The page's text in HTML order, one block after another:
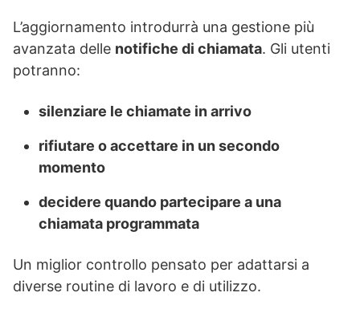
L’aggiornamento introdurrà una gestione più
avanzata delle notifiche di chiamata. Gli utenti
potranno:
silenziare le chiamate in arrivo
rifiutare o accettare in un secondo
momento
decidere quando partecipare a una
chiamata programmata
Un miglior controllo pensato per adattarsi a
diverse routine di lavoro e di utilizzo.